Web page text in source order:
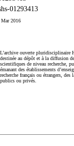
01293413
2016
L’archive ouverte pluridisciplinaire
destinée au dépôt et à la diffusion
scientifiques de niveau recherche,
émanant des établissements
recherche français ou étrangers, des
publics ou privés.